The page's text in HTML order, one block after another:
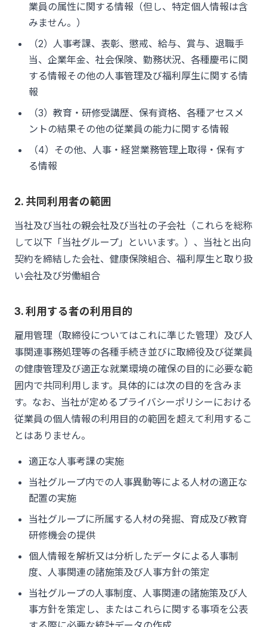
業員の属性に関する情報（但し、特定個人情報は含
みません。）
（2）人事考課、表彰、懲戒、給与、賞与、退職手
当、企業年金、社会保険、勤務状況、各種慶弔に関
する情報その他の人事管理及び福利厚生に関する情
報
（3）教育・研修受講歴、保有資格、各種アセスメ
ントの結果その他の従業員の能力に関する情報
（4）その他、人事・経営業務管理上取得・保有す
る情報
2. 共同利用者の範囲
当社及び当社の親会社及び当社の子会社（これらを総称
して以下「当社グループ」といいます。）、当社と出向
契約を締結した会社、健康保険組合、福利厚生と取り扱
い会社及び労働組合
3. 利用する者の利用目的
雇用管理（取締役についてはこれに準じた管理）及び人
事関連事務処理等の各種手続き並びに取締役及び従業員
の健康管理及び適正な就業環境の確保の目的に必要な範
囲内で共同利用します。具体的には次の目的を含みま
す。なお、当社が定めるプライバシーポリシーにおける
従業員の個人情報の利用目的の範囲を超えて利用するこ
とはありません。
適正な人事考課の実施
当社グループ内での人事異動等による人材の適正な
配置の実施
当社グループに所属する人材の発掘、育成及び教育
研修機会の提供
個人情報を解析又は分析したデータによる人事制
度、人事関連の諸施策及び人事方針の策定
当社グループの人事制度、人事関連の諸施策及び人
事方針を策定し、またはこれらに関する事項を公表